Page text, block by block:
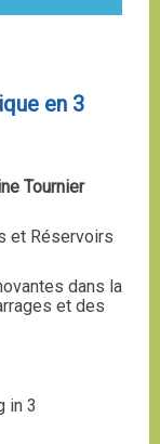
en 3
Tournier
et Réservoirs
dans la
et des
in 3